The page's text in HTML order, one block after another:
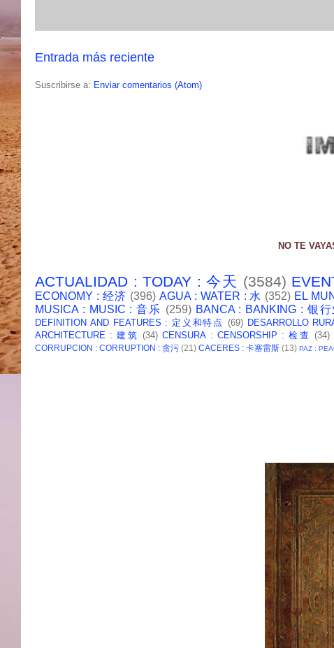
Entrada más reciente
Suscribirse a: Enviar comentarios (Atom)
NO TE
ACTUALIDAD : TODAY : 今天 (3584)
ECONOMY : 经济 (396) AGUA : WATER : 水 (352) EL
MUSICA : MUSIC : 音乐 (259) BANCA : BANKING : 银行
DEFINITION AND FEATURES : 定义和特点 (69) DESARROLLO
ARCHITECTURE : 建筑 (34) CENSURA : CENSORSHIP : 检查 (34)
CORRUPCION : CORRUPTION : 贪污 (21) CACERES : 卡塞雷斯 (13) PAZ :